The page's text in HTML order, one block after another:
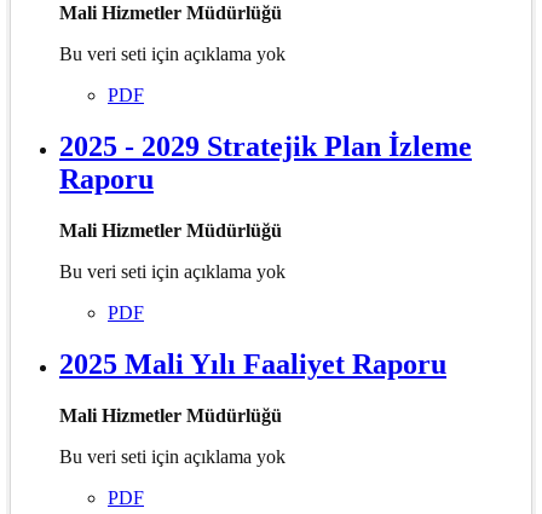
Mali Hizmetler Müdürlüğü
Bu veri seti için açıklama yok
PDF
2025 - 2029 Stratejik Plan İzleme
Raporu
Mali Hizmetler Müdürlüğü
Bu veri seti için açıklama yok
PDF
2025 Mali Yılı Faaliyet Raporu
Mali Hizmetler Müdürlüğü
Bu veri seti için açıklama yok
PDF